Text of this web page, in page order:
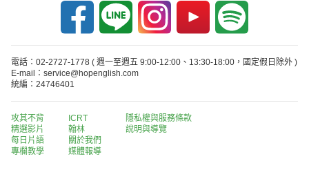
電話：02-2727-1778 ( 週一至週五 9:00-12:00、13:30-18:00，國定假日除外 )
E-mail：service@hopenglish.com
統編：24746401
攻其不背
精選影片
每日片語
專欄教學
ICRT
翰林
關於我們
媒體報導
隱私權與服務條款
說明與導覽